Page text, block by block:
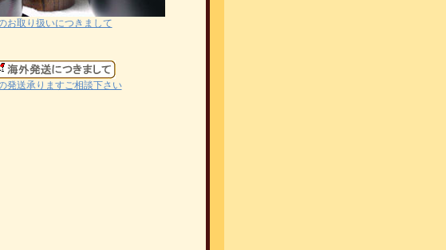
お取り扱いにつきまして
発送承りますご相談下さい